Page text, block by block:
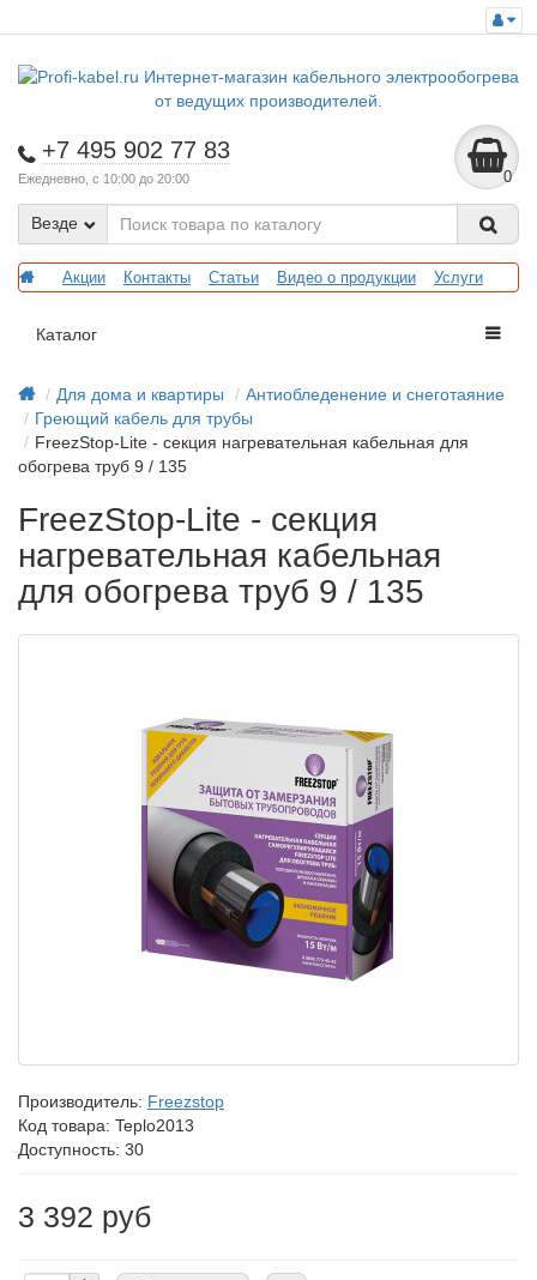
+7 495 902 77 83
Ежедневно, с 10:00 до 20:00 0
Везде
Акции Контакты Статьи Видео о продукции Услуги
Каталог
Для дома и квартиры
Антиобледенение и снеготаяние
Греющий кабель для трубы
FreezStop-Lite - секция нагревательная кабельная для
обогрева труб 9 / 135
FreezStop-Lite - секция
нагревательная кабельная
для обогрева труб 9 / 135
Производитель: Freezstop
Код товара: Teplo2013
Доступность: 30
3 392 руб